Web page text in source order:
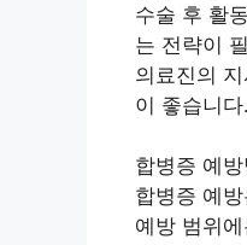
수술 후 활
는 전략이
의료진의
이 좋습니다.
합병증 예
합병증 예
예방 범위